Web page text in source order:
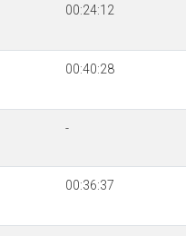
00:24:12
00:40:28
-
00:36:37